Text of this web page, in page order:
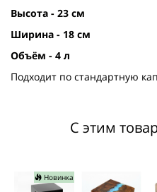
Высота - 23 см
Ширина - 18 см
Объём - 4 л
Подходит по стандартную
С этим
Новинка